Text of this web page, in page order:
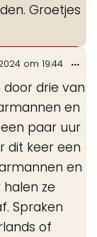
Groetjes
om 19:44
drie van
en
paar uur
dit keer een
en
ze
Spraken
of
...